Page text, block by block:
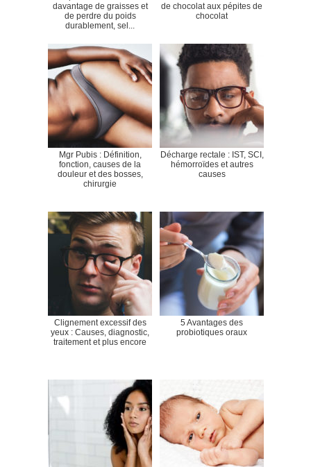
davantage de graisses et
de perdre du poids
durablement, sel...
de chocolat aux pépites de
chocolat
Mgr Pubis : Définition,
fonction, causes de la
douleur et des bosses,
chirurgie
Décharge rectale : IST, SCI,
hémorroïdes et autres
causes
Clignement excessif des
yeux : Causes, diagnostic,
traitement et plus encore
5 Avantages des
probiotiques oraux